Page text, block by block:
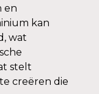
en
kan
wat
stelt
creëren die